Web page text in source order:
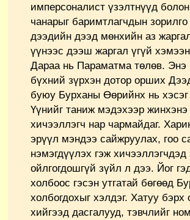
имперсоналист үзэлтнүүд
чанарыг баримтлагчдын
дээдийн дээд мөнхийн аз
үүнээс дээш жаргал үгүй
Дараа нь Параматма төлөв. Энэ
бүхний зүрхэн дотор орших
буюу Бурханы Өөрийнх нь
Үүнийг таниж мэдэхээр жинхэнэ
хичээллэгч нар чармайдаг.
эрүүл мэндээ сайжруулах, гоо
нэмэгдүүлэх гэж хичээллэгчдэд
ойлгогдошгүй зүйл л дээ. Йог
холбоос гэсэн утгатай бөгөөд
холбогдохыг хэлдэг. Хатуу бэрх
хийгээд дасгалууд, тэвчлийг